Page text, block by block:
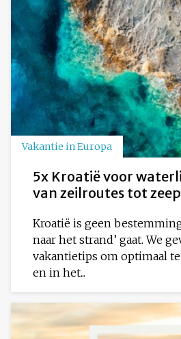
Vakantie in Europa
5x Kroatië voor
van zeilroutes tot
Kroatië is geen
naar het strand’ gaat. We
vakantietips om optimaal
en in het...